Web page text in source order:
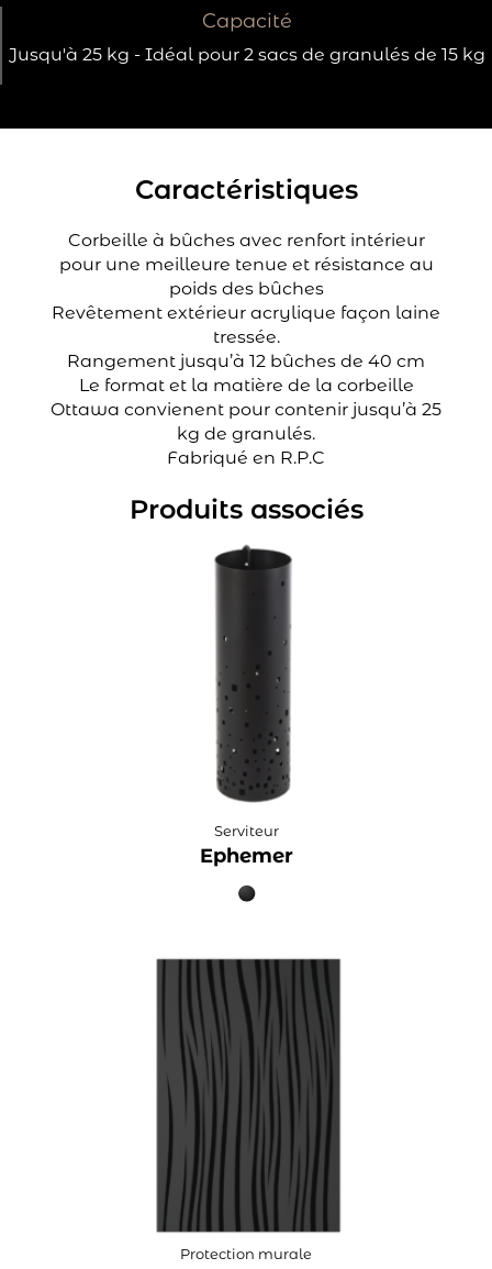
Capacité
Jusqu'à 25 kg - Idéal pour 2 sacs de granulés de 15 kg
Caractéristiques
Corbeille à bûches avec renfort intérieur
pour une meilleure tenue et résistance au
poids des bûches
Revêtement extérieur acrylique façon laine
tressée.
Rangement jusqu’à 12 bûches de 40 cm
Le format et la matière de la corbeille
Ottawa convienent pour contenir jusqu’à 25
kg de granulés.
Fabriqué en R.P.C
Produits associés
Serviteur
Ephemer
Protection murale